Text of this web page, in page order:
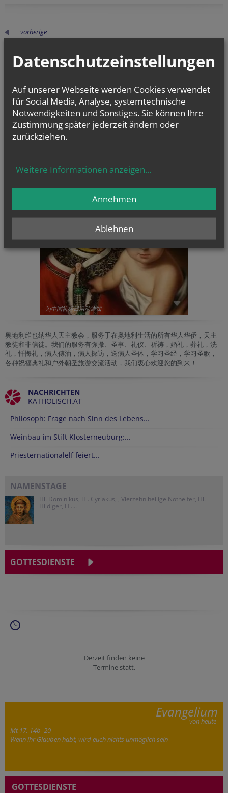
vorherige
CHRONIK
为中国祈祷日活动通知
奥地利维也纳华人天主教会，服务于在奥地利生活的所有华人华侨，天主
教徒和非信徒。我们的服务有弥撒、圣事、礼仪、祈祷，婚礼，葬礼，洗
礼，忏悔礼，病人傅油，病人探访，送病人圣体，学习圣经，学习圣歌，
各种祝福典礼和户外朝圣旅游交流活动，我们衷心欢迎您的到来！
NACHRICHTEN
KATHOLISCH.AT
Philosoph: Frage nach Sinn des Lebens...
Weinbau im Stift Klosterneuburg:...
Priesternationalelf feiert...
NAMENSTAGE
Hl. Dominikus, Hl. Cyriakus, , Vierzehn heilige Nothelfer, Hl.
Hildiger, Hl....
GOTTESDIENSTE
Derzeit finden keine
Termine statt.
Evangelium
von heute
Mt 17, 14b–20
Wenn ihr Glauben habt, wird euch nichts unmöglich sein
GOTTESDIENSTE
Datenschutzeinstellungen
Auf unserer Webseite werden Cookies verwendet
für Social Media, Analyse, systemtechnische
Notwendigkeiten und Sonstiges. Sie können Ihre
Zustimmung später jederzeit ändern oder
zurückziehen.
Weitere Informationen anzeigen...
Ablehnen
Annehmen